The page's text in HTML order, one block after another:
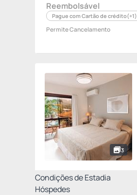
Reembolsável
Pague com Cartão de crédito(+1)
Permite Cancelamento
3
Condições de Estadia
Hóspedes